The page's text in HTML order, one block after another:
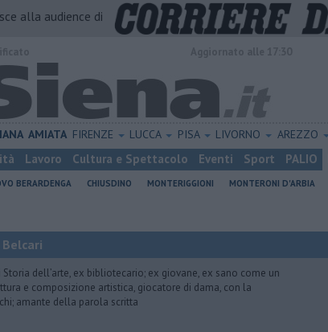
alla audience di
AMIATA FIRENZE LUCCA PISA LIVORNO AREZZO
Lavoro Cultura e Spettacolo Eventi Sport PALIO
BERARDENGA CHIUSDINO MONTERIGGIONI MONTERONI D'ARBIA
Belcari
Storia dell’arte, ex bibliotecario; ex giovane, ex sano come un
e composizione artistica, giocatore di dama, con la
amante della parola scritta